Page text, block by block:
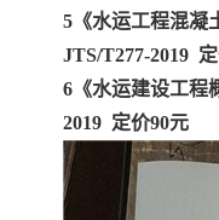
5《水运工程混凝
JTS/T277-2019
6《水运建设工程
2019 定价90元